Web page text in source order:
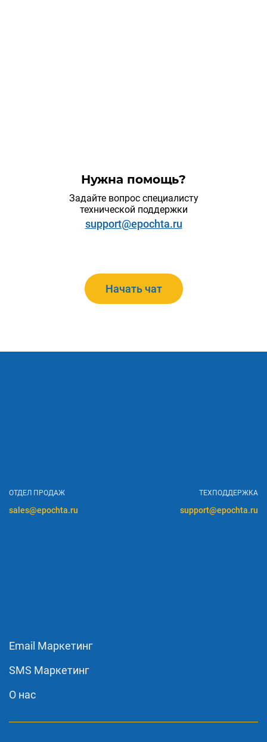
Нужна помощь?
Задайте вопрос специалисту
технической поддержки
support@epochta.ru
Начать чат
ОТДЕЛ ПРОДАЖ
sales@epochta.ru
ТЕХПОДДЕРЖКА
support@epochta.ru
Email Маркетинг
SMS Маркетинг
О нас